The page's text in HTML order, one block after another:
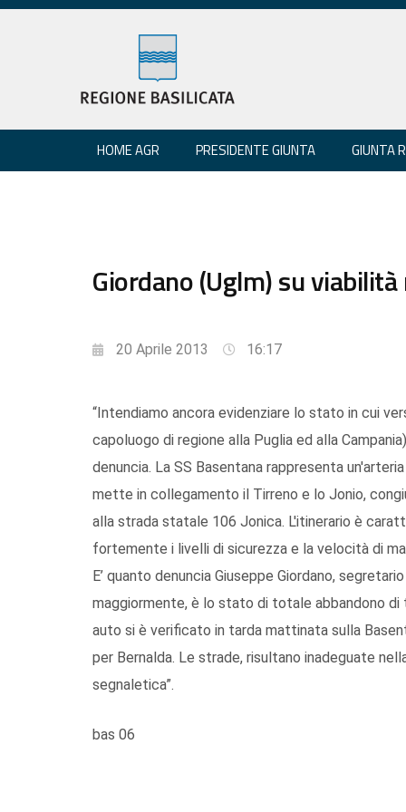
HOME AGR PRESIDENTE GIUNTA GIUNTA
Giordano (Uglm) su
20 Aprile 2013 16:17
“Intendiamo ancora evidenziare lo stato in cui
capoluogo di regione alla Puglia ed alla
denuncia. La SS Basentana rappresenta
mette in collegamento il Tirreno e lo Jonio,
alla strada statale 106 Jonica. L'itinerario è
fortemente i livelli di sicurezza e la velocità di
E’ quanto denuncia Giuseppe Giordano,
maggiormente, è lo stato di totale abbandono
auto si è verificato in tarda mattinata sulla
per Bernalda. Le strade, risultano inadeguate
segnaletica”.
bas 06